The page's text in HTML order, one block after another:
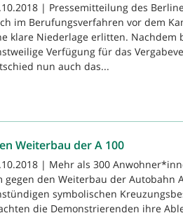
| Pressemitteilung des
im Berufungsverfahren vor dem
klare Niederlage erlitten. Nachdem
Verfügung für das
nun auch das...
Weiterbau der A 100
| Mehr als 300
gegen den Weiterbau der Autobahn
symbolischen
die Demonstrierenden ihre